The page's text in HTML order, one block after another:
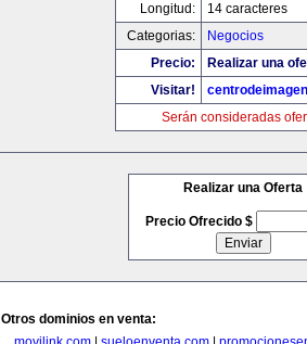
Longitud:
14 caracteres
Categorias:
Negocios
Precio:
Realizar una
Visitar!
Serán consideradas
Realizar una Oferta
Precio Ofrecido $
Otros dominios en venta: